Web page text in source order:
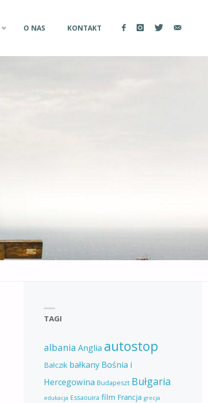
O NAS KONTAKT
TAGI
albania Anglia autostop
Bałczik bałkany Bośnia i
Hercegowina Budapeszt Bułgaria
edukacja Essaouira film Francja grecja